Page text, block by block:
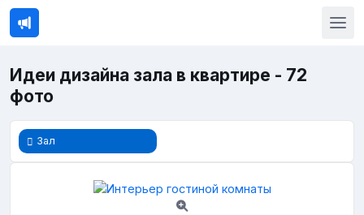
Идеи дизайна зала в квартире - 72
фото
Зал